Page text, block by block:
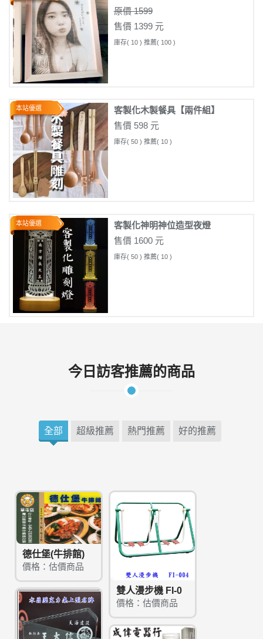
原價 1599
售價 1399 元
庫存( 10 ) 推薦( 100 )
本站優選
客製化木製餐具【兩件組】
售價 598 元
庫存( 50 ) 推薦( 10 )
本站優選
客製化神明神位造型夜燈
售價 1600 元
庫存( 50 ) 推薦( 10 )
今日訪客推薦的商品
全部 超級推薦 熱門推薦 好的推薦
德仕堡(牛排館)
價格：估價商品
雙人漫步機 FI-0
價格：估價商品